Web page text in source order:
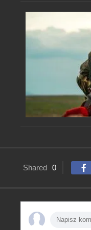
Shared 0